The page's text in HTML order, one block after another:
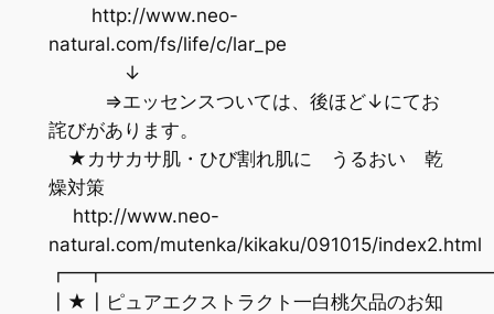
http://www.neo-
natural.com/fs/life/c/lar_pe
↓
⇒エッセンスついては、後ほど↓にてお
詫びがあります。
★カサカサ肌・ひび割れ肌に うるおい 乾
燥対策
http://www.neo-
natural.com/mutenka/kikaku/091015/index2.html
┃★┃ピュアエクストラクト一白桃欠品のお知